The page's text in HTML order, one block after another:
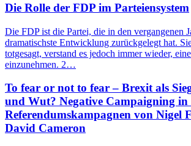
Die Rolle der FDP im Parteiensystem
Die FDP ist die Partei, die in den vergangenen
dramatischste Entwicklung zurückgelegt hat.
totgesagt, verstand es jedoch immer wieder,
einzunehmen. 2…
To fear or not to fear – Brexit als
und Wut? Negative Campaigning in
Referendumskampagnen von Nigel
David Cameron